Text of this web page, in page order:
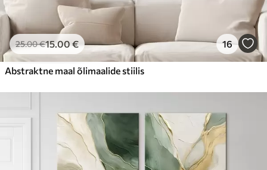
25.00€15.00€ 16
Abstraktne maal õlimaalide stiilis